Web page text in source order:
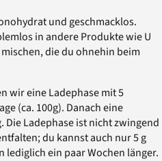
und geschmacklos.
in andere Produkte wie U
die du ohnehin beim
wir eine Ladephase mit 5
(ca. 100g). Danach eine
Die Ladephase ist nicht zwingend
du kannst auch nur 5 g
lediglich ein paar Wochen länger.